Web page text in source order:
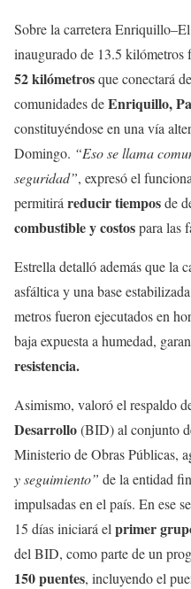
Sobre la carretera
inaugurado de 13.5 kilómetros
52 kilómetrosque conectará
comunidades deEnriquillo,
constituyéndose en una vía
Domingo. “Eso se llama
seguridad”, expresó el
permitirá reducir tiemposde
combustible y costospara las
Estrella detalló además que la
asfáltica y una base
metros fueron ejecutados en
baja expuesta a humedad,
resistencia.
Asimismo, valoró el respaldo
Desarrollo(BID) al conjunto
Ministerio de Obras Públicas,
y seguimiento” de la entidad
impulsadas en el país. En ese
15 días iniciará el primer
del BID, como parte de un
150 puentes, incluyendo el